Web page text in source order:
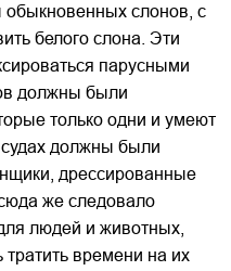
слонов, с
белого слона. Эти
парусными
должны были
только одни и умеют
должны были
дрессированные
же следовало
людей и животных,
времени на их